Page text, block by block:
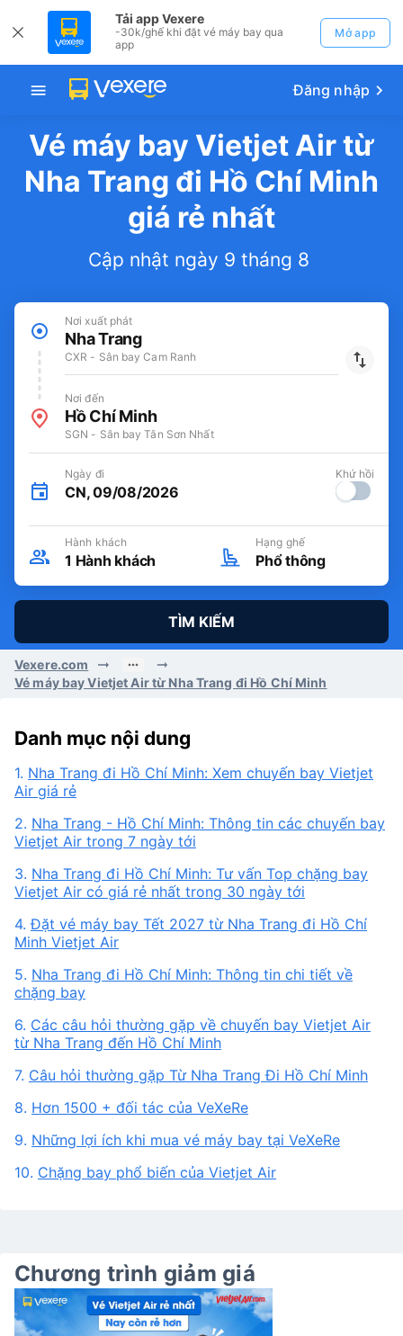
Tải app Vexere
-30k/ghế khi đặt vé máy bay qua
app
Mở app
Đăng nhập
Vé máy bay Vietjet Air từ
Nha Trang đi Hồ Chí Minh
giá rẻ nhất
Cập nhật ngày 9 tháng 8
Nơi xuất phát
Nha Trang
CXR - Sân bay Cam Ranh
Nơi đến
Hồ Chí Minh
SGN - Sân bay Tân Sơn Nhất
Ngày đi
CN, 09/08/2026
Khứ hồi
Hành khách
1 Hành khách
Hạng ghế
Phổ thông
TÌM KIẾM
Vexere.com
Vé máy bay Vietjet Air từ Nha Trang đi Hồ Chí Minh
Danh mục nội dung
1. Nha Trang đi Hồ Chí Minh: Xem chuyến bay Vietjet
Air giá rẻ
2. Nha Trang - Hồ Chí Minh: Thông tin các chuyến bay
Vietjet Air trong 7 ngày tới
3. Nha Trang đi Hồ Chí Minh: Tư vấn Top chặng bay
Vietjet Air có giá rẻ nhất trong 30 ngày tới
4.Đặt vé máy bay Tết 2027 từ Nha Trang đi Hồ Chí
Minh Vietjet Air
5. Nha Trang đi Hồ Chí Minh: Thông tin chi tiết về
chặng bay
6. Các câu hỏi thường gặp về chuyến bay Vietjet Air
từ Nha Trang đến Hồ Chí Minh
7. Câu hỏi thường gặp Từ Nha Trang Đi Hồ Chí Minh
8. Hơn 1500 + đối tác của VeXeRe
9. Những lợi ích khi mua vé máy bay tại VeXeRe
10. Chặng bay phổ biến của Vietjet Air
Chương trình giảm giá